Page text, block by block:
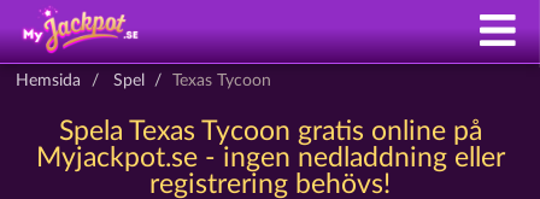
Hemsida Spel Texas Tycoon
Spela Texas Tycoon gratis online på
Myjackpot.se - ingen nedladdning eller
registrering behövs!